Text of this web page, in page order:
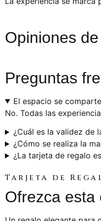
Opiniones
Preguntas
El espacio se
No. Todas las
¿Cuál es la validez de
¿Cómo se realiza la
¿La tarjeta de regalo
Tarjeta de
Ofrezca esta